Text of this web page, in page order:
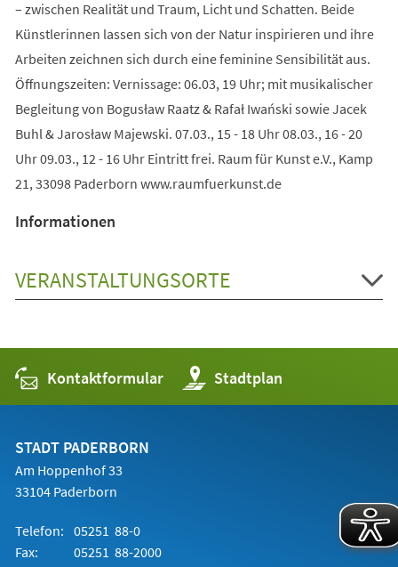
– zwischen Realität und Traum, Licht und Schatten. Beide
Künstlerinnen lassen sich von der Natur inspirieren und ihre
Arbeiten zeichnen sich durch eine feminine Sensibilität aus.
Öffnungszeiten: Vernissage: 06.03, 19 Uhr; mit musikalischer
Begleitung von Bogusław Raatz & Rafał Iwański sowie Jacek
Buhl & Jarosław Majewski. 07.03., 15 - 18 Uhr 08.03., 16 - 20
Uhr 09.03., 12 - 16 Uhr Eintritt frei. Raum für Kunst e.V., Kamp
21, 33098 Paderborn www.raumfuerkunst.de
Informationen
VERANSTALTUNGSORTE
Kontaktformular Stadtplan
(Öffnet
in
einem
STADT PADERBORN
Am Hoppenhof 33
33104 Paderborn
Telefon: 05251 88-0
Fax:
05251 88-2000